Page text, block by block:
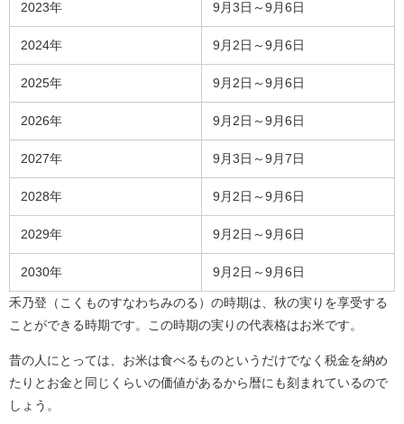
2023年 9月3日～9月6日
2024年 9月2日～9月6日
2025年 9月2日～9月6日
2026年 9月2日～9月6日
2027年 9月3日～9月7日
2028年 9月2日～9月6日
2029年 9月2日～9月6日
2030年 9月2日～9月6日
禾乃登（こくものすなわちみのる）の時期は、秋の実りを享受する
ことができる時期です。この時期の実りの代表格はお米です。
昔の人にとっては、お米は食べるものというだけでなく税金を納め
たりとお金と同じくらいの価値があるから暦にも刻まれているので
しょう。